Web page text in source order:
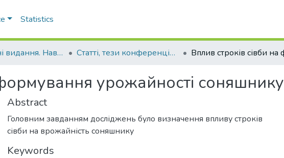
Statistics
Друковані видання. Навчально-науковий інститут агротехнологій, селекції та екології Статті, тези конференцій. Навчально-науковий інститут агротехнологій, селекції та екології
урожайності соняшнику
Abstract
Головним завданням досліджень було визначення впливу строків
сівби на врожайність соняшнику
Keywords